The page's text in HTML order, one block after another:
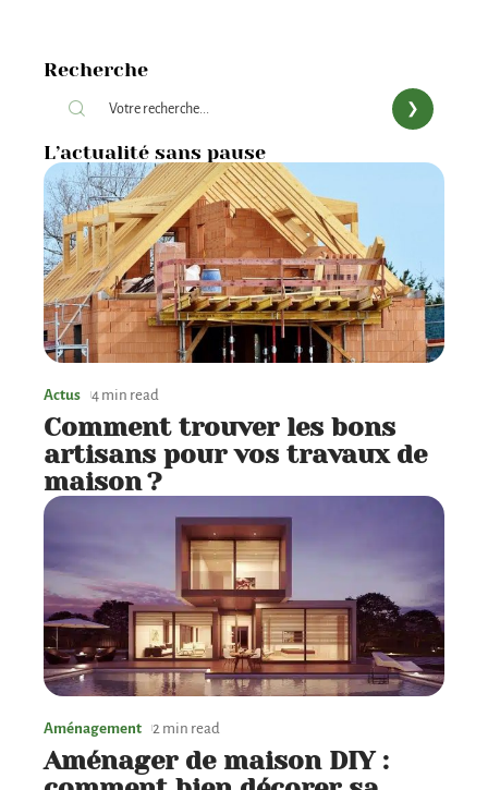
Recherche
L’actualité sans pause
Actus 4 min read
Comment trouver les bons
artisans pour vos travaux de
maison ?
Aménagement 2 min read
Aménager de maison DIY :